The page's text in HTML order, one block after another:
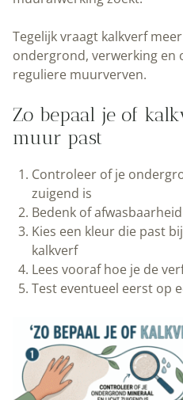
Tegelijk vraagt kalkverf
ondergrond, verwerking en
reguliere muurverven.
Zo bepaal je of
muur past
Controleer of je
zuigend is
Bedenk of
Kies een kleur die past
kalkverf
Lees vooraf hoe je de
Test eventueel eerst op